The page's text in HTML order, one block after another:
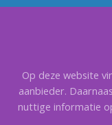
Op deze website
aanbieder.
nuttige informatie